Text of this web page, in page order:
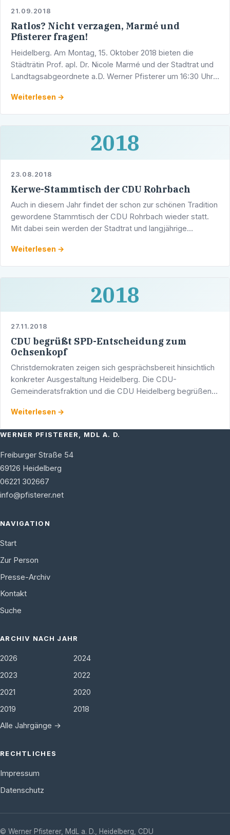
21.09.2018
Ratlos? Nicht verzagen, Marmé und
Pfisterer fragen!
Heidelberg. Am Montag, 15. Oktober 2018 bieten die
Städträtin Prof. apl. Dr. Nicole Marmé und der Stadtrat und
Landtagsabgeordnete a.D. Werner Pfisterer um 16:30 Uhr
Weiterlesen →
2018
23.08.2018
Kerwe-Stammtisch der CDU Rohrbach
Auch in diesem Jahr findet der schon zur schönen Tradition
gewordene Stammtisch der CDU Rohrbach wieder statt.
Mit dabei sein werden der Stadtrat und langjährige
Weiterlesen →
2018
27.11.2018
CDU begrüßt SPD-Entscheidung zum
Ochsenkopf
Christdemokraten zeigen sich gesprächsbereit hinsichtlich
konkreter Ausgestaltung Heidelberg. Die CDU-
Gemeinderatsfraktion und die CDU Heidelberg begrüßen
…
Weiterlesen →
WERNER PFISTERER, MDL A. D.
Freiburger Straße 54
69126 Heidelberg
06221 302667
info@pfisterer.net
NAVIGATION
Start
Zur Person
Presse-Archiv
Kontakt
Suche
ARCHIV NACH JAHR
2026
2024
2023
2022
2021
2020
2019
2018
Alle Jahrgänge →
RECHTLICHES
Impressum
Datenschutz
© Werner Pfisterer, MdL a. D. Heidelberg CDU